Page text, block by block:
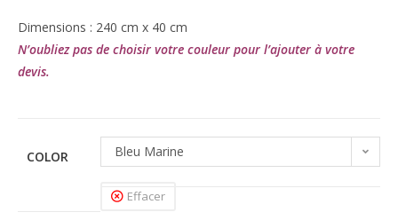
Dimensions : 240 cm x 40 cm
N’oubliez pas de choisir votre couleur pour l’ajouter à votre
devis.
COLOR Bleu Marine
Effacer